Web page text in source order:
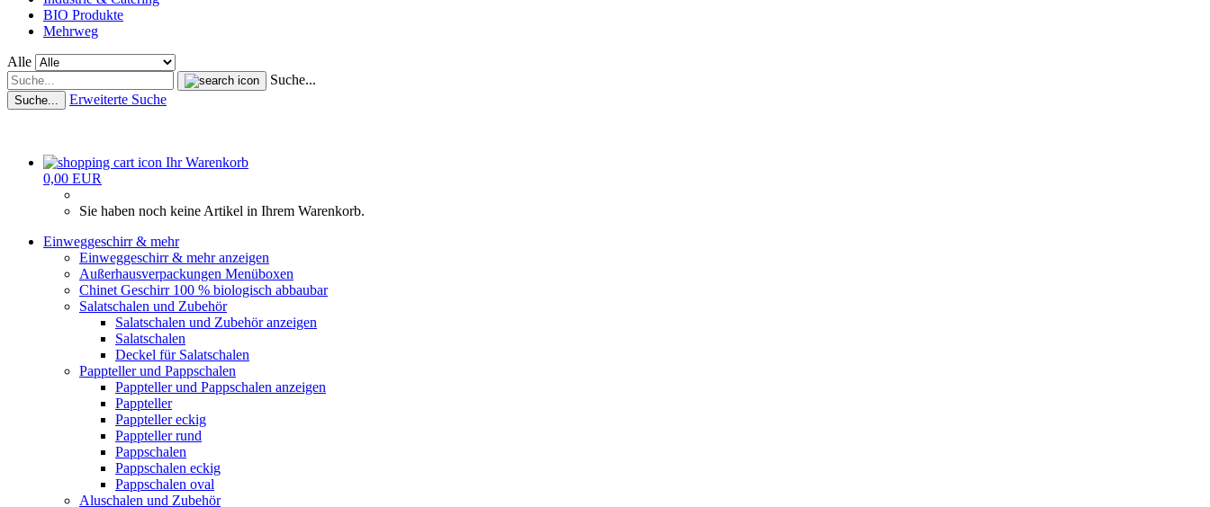
BIO Produkte
Mehrweg
Alle
Suche...
Suche... Erweiterte Suche
Ihr Warenkorb
0,00 EUR
Sie haben noch keine Artikel in Ihrem Warenkorb.
Einweggeschirr & mehr
Einweggeschirr & mehr anzeigen
Außerhausverpackungen Menüboxen
Chinet Geschirr 100 % biologisch abbaubar
Salatschalen und Zubehör
Salatschalen und Zubehör anzeigen
Salatschalen
Deckel für Salatschalen
Pappteller und Pappschalen
Pappteller und Pappschalen anzeigen
Pappteller
Pappteller eckig
Pappteller rund
Pappschalen
Pappschalen eckig
Pappschalen oval
Aluschalen und Zubehör